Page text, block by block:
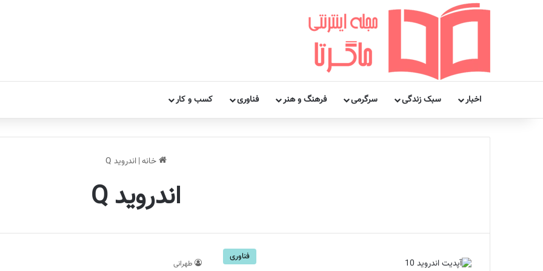
اخبار سبک زندگی سرگرمی فرهنگ و هنر فناوری کسب و کار
خانه| اندروید Q
اندروید Q
فناوری
طهرانی